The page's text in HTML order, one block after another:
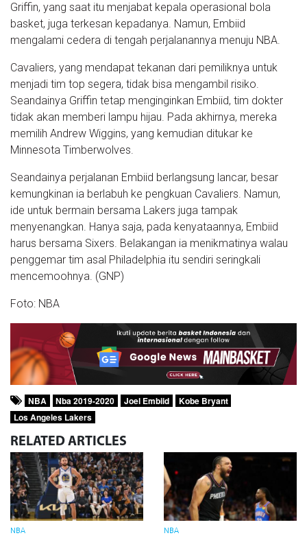
Griffin, yang saat itu menjabat kepala operasional bola
basket, juga terkesan kepadanya. Namun, Embiid
mengalami cedera di tengah perjalanannya menuju NBA.
Cavaliers, yang mendapat tekanan dari pemiliknya untuk
menjadi tim top segera, tidak bisa mengambil risiko.
Seandainya Griffin tetap menginginkan Embiid, tim dokter
tidak akan memberi lampu hijau. Pada akhirnya, mereka
memilih Andrew Wiggins, yang kemudian ditukar ke
Minnesota Timberwolves.
Seandainya perjalanan Embiid berlangsung lancar, besar
kemungkinan ia berlabuh ke pengkuan Cavaliers. Namun,
ide untuk bermain bersama Lakers juga tampak
menyenangkan. Hanya saja, pada kenyataannya, Embiid
harus bersama Sixers. Belakangan ia menikmatinya walau
penggemar tim asal Philadelphia itu sendiri seringkali
mencemoohnya. (GNP)
Foto: NBA
NBA Nba 2019-2020 Joel Embiid
Kobe Bryant
Los Angeles Lakers
RELATED ARTICLES
NBA NBA